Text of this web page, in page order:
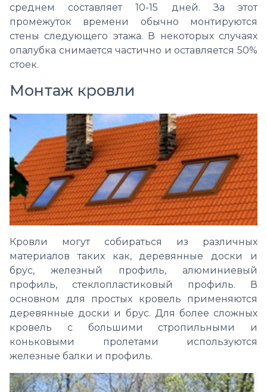
среднем составляет 10-15 дней. За этот
промежуток времени обычно монтируются
стены следующего этажа. В некоторых случаях
опалубка снимается частично и оставляется 50%
стоек.
Монтаж кровли
Кровли могут собираться из различных
материалов таких как, деревянные доски и
брус, железный профиль, алюминиевый
профиль, стеклопластиковый профиль. В
основном для простых кровель применяются
деревянные доски и брус. Для более сложных
кровель с большими стропильными и
коньковыми пролетами используются
железные балки и профиль.